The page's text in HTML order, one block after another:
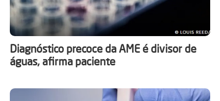
Diagnóstico precoce da AME é divisor de
águas, afirma paciente